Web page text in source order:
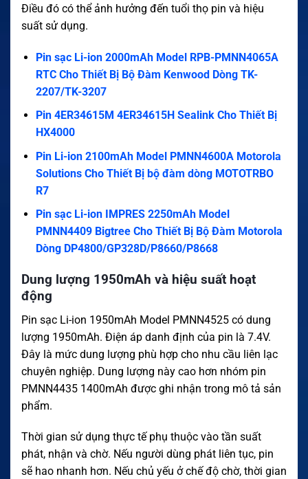
Điều đó có thể ảnh hưởng đến tuổi thọ pin và hiệu
suất sử dụng.
Pin sạc Li-ion 2000mAh Model RPB-PMNN4065A
RTC Cho Thiết Bị Bộ Đàm Kenwood Dòng TK-
2207/TK-3207
Pin 4ER34615M 4ER34615H Sealink Cho Thiết Bị
HX4000
Pin Li-ion 2100mAh Model PMNN4600A Motorola
Solutions Cho Thiết Bị bộ đàm dòng MOTOTRBO
R7
Pin sạc Li-ion IMPRES 2250mAh Model
PMNN4409 Bigtree Cho Thiết Bị Bộ Đàm Motorola
Dòng DP4800/GP328D/P8660/P8668
Dung lượng 1950mAh và hiệu suất hoạt
động
Pin sạc Li-ion 1950mAh Model PMNN4525 có dung
lượng 1950mAh. Điện áp danh định của pin là 7.4V.
Đây là mức dung lượng phù hợp cho nhu cầu liên lạc
chuyên nghiệp. Dung lượng này cao hơn nhóm pin
PMNN4435 1400mAh được ghi nhận trong mô tả sản
phẩm.
Thời gian sử dụng thực tế phụ thuộc vào tần suất
phát, nhận và chờ. Nếu người dùng phát liên tục, pin
sẽ hao nhanh hơn. Nếu chủ yếu ở chế độ chờ, thời gian